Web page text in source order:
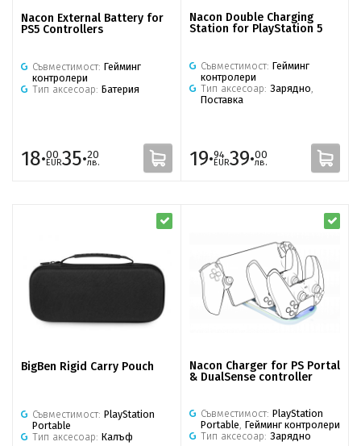
Nacon External Battery for
PS5 Controllers
Съвместимост: Гейминг
контролери
Тип аксесоар: Батерия
18·00
EUR35·20
лв.
Nacon Double Charging
Station for PlayStation 5
Съвместимост: Гейминг
контролери
Тип аксесоар: Зарядно
Поставка
19·94
EUR39·00
лв.
BigBen Rigid Carry Pouch
Съвместимост: PlayStation
Portable
Тип аксесоар: Калъф
Nacon Charger for PS Portal
& DualSense controller
Съвместимост: PlayStation
Portable, Гейминг контролери
Тип аксесоар: Зарядно